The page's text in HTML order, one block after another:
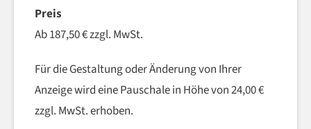
Preis
Ab 187,50 € zzgl. MwSt.
Für die Gestaltung oder Änderung von Ihrer
Anzeige wird eine Pauschale in Höhe von 24,00 €
zzgl. MwSt. erhoben.